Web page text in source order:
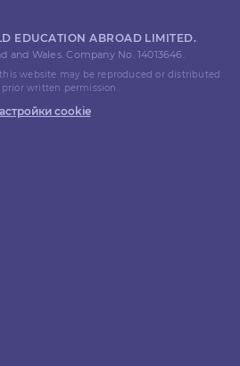
EDUCATION ABROAD LIMITED.
and Wales. Company No. 14013646.
website may be reproduced or distributed
written permission.
cookie